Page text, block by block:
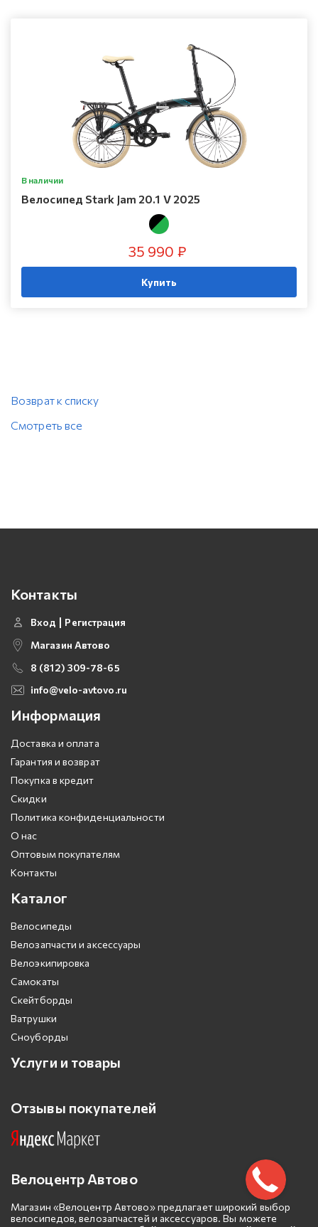
В наличии
Велосипед Stark Jam 20.1 V 2025
35 990 ₽
Купить
Возврат к списку
Смотреть все
Контакты
Вход
Регистрация
Магазин Автово
8 (812) 309-78-65
info@velo-avtovo.ru
Информация
Доставка и оплата
Гарантия и возврат
Покупка в кредит
Скидки
Политика конфиденциальности
О нас
Оптовым покупателям
Контакты
Каталог
Велосипеды
Велозапчасти и аксессуары
Велоэкипировка
Самокаты
Скейтборды
Ватрушки
Сноуборды
Услуги и товары
Отзывы покупателей
Велоцентр Автово
Магазин «Велоцентр Автово» предлагает широкий выбор
велосипедов, велозапчастей и аксессуаров. Вы можете